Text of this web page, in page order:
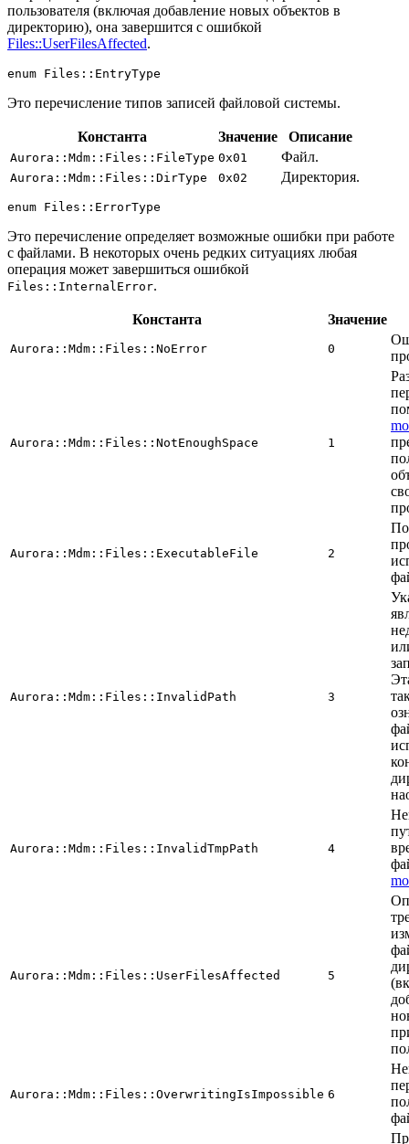
пользователя (включая добавление новых объектов в
директорию), она завершится с ошибкой
Files::UserFilesAffected.
enum Files
Это перечисление типов записей файловой системы.
Константа Значение Описание
Aurora::Mdm::Files::FileType 0x01 Файл.
Aurora::Mdm::Files::DirType 0x02 Директория.
enum Files
Это перечисление определяет возможные ошибки при работе
с файлами. В некоторых очень редких ситуациях любая
операция может завершиться ошибкой
Files::InternalError.
Константа Значение
Aurora::Mdm::Files::NoError 0
Aurora::Mdm::Files::NotEnoughSpace 1
Aurora::Mdm::Files::ExecutableFile 2
Aurora::Mdm::Files::InvalidPath 3
Aurora::Mdm::Files::InvalidTmpPath 4
Aurora::Mdm::Files::UserFilesAffected 5
Aurora::Mdm::Files::OverwritingIsImpossible 6